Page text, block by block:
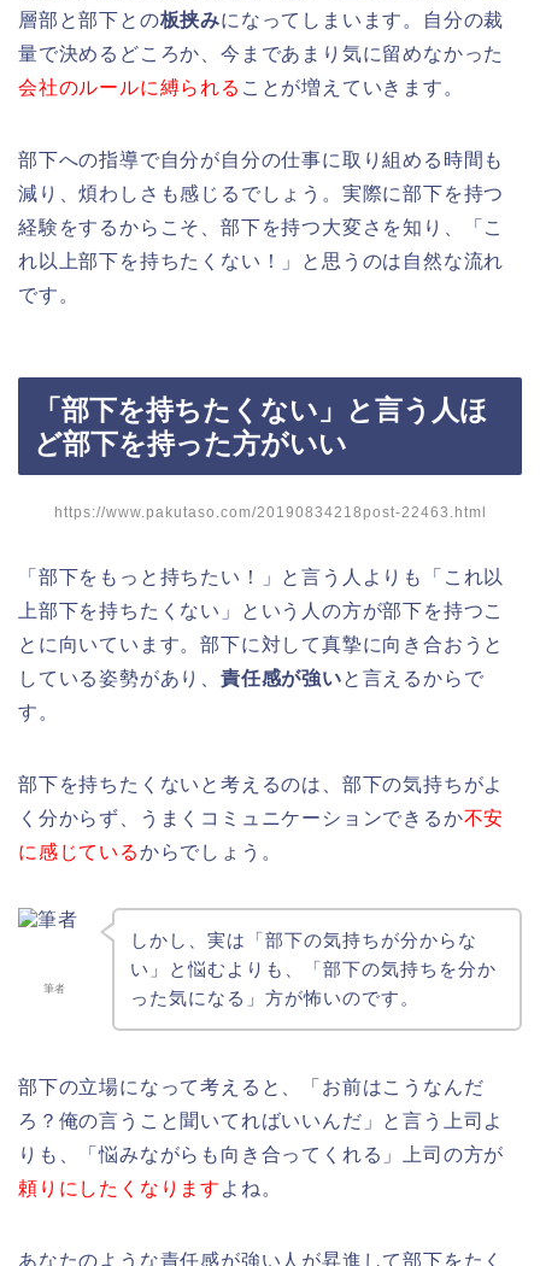
層部と部下との板挟みになってしまいます。自分の裁
量で決めるどころか、今まであまり気に留めなかった
会社のルールに縛られる ことが増えていきます。
部下への指導で自分が自分の仕事に取り組める時間も
減り、煩わしさも感じるでしょう。実際に部下を持つ
経験をするからこそ、部下を持つ大変さを知り、「こ
れ以上部下を持ちたくない！」と思うのは自然な流れ
です。
「部下を持ちたくない」と言う人ほ
ど部下を持った方がいい
https://www.pakutaso.com/20190834218post-22463.html
「部下をもっと持ちたい！」と言う人よりも「これ以
上部下を持ちたくない」という人の方が部下を持つこ
とに向いています。部下に対して真摯に向き合おうと
している姿勢があり、 責任感が強いと言えるからで
す。
部下を持ちたくないと考えるのは、部下の気持ちがよ
く分からず、うまくコミュニケーションできるか不安
に感じているからでしょう。
筆者
しかし、実は「部下の気持ちが分からな
い」と悩むよりも、「部下の気持ちを分か
った気になる」方が怖いのです。
部下の立場になって考えると、「お前はこうなんだ
ろ？俺の言うこと聞いてればいいんだ」と言う上司よ
りも、「悩みながらも向き合ってくれる」上司の方が
頼りにしたくなります よね。
あなたのような責任感が強い人が昇進して部下をたく